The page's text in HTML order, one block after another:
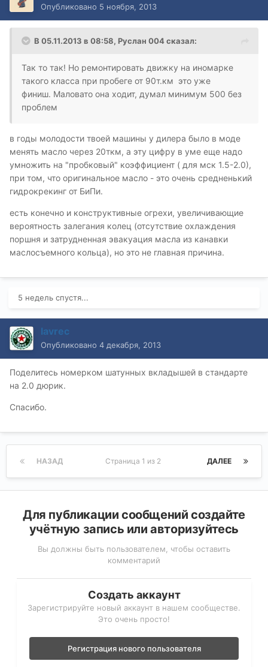
Опубликовано 5 ноября, 2013
В 05.11.2013 в 08:58, Руслан 004 сказал:
Так то так! Но ремонтировать движку на иномарке
такого класса при пробеге от 90т.км это уже
финиш. Маловато она ходит, думал минимум 500 без
проблем
в годы молодости твоей машины у дилера было в моде
менять масло через 20ткм, а эту цифру в уме еще надо
умножить на "пробковый" коэффициент ( для мск 1.5-2.0),
при том, что оригинальное масло - это очень средненький
гидрокрекинг от БиПи.
есть конечно и конструктивные огрехи, увеличивающие
вероятность залегания колец (отсутствие охлаждения
поршня и затрудненная эвакуация масла из канавки
маслосъемного кольца), но это не главная причина.
5 недель спустя...
lavrec
Опубликовано 4 декабря, 2013
Поделитесь номерком шатунных вкладышей в стандарте
на 2.0 дюрик.
Спасибо.
НАЗАД ДАЛЕЕ
Страница 1 из 2
Для публикации сообщений создайте
учётную запись или авторизуйтесь
Вы должны быть пользователем, чтобы оставить
комментарий
Создать аккаунт
Зарегистрируйте новый аккаунт в нашем сообществе.
Это очень просто!
Регистрация нового пользователя